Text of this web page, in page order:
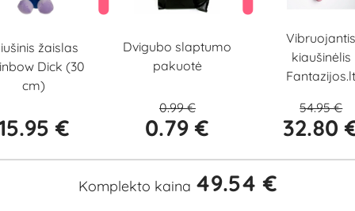
žaislas
Dick (30
cm)
€
Dvigubo slaptumo
pakuotė
0.99 €
0.79 €
Vibruojantis
kiaušinėlis
Fantazijos.lt
54.95 €
32.80
Komplekto kaina 49.54 €